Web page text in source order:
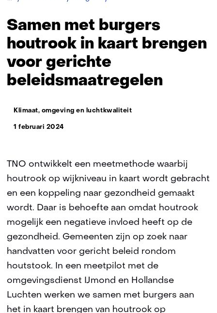
houtrook
kaart
brengen
voor
gerichte
beleidsmaatregelen
Samen met burgers
houtrook in kaart brengen
voor gerichte
beleidsmaatregelen
Thema:
Klimaat, omgeving en luchtkwaliteit
1 februari 2024
TNO ontwikkelt een meetmethode waarbij
houtrook op wijkniveau in kaart wordt gebracht
en een koppeling naar gezondheid gemaakt
wordt. Daar is behoefte aan omdat houtrook
mogelijk een negatieve invloed heeft op de
gezondheid. Gemeenten zijn op zoek naar
handvatten voor gericht beleid rondom
houtstook. In een meetpilot met de
omgevingsdienst IJmond en Hollandse
Luchten werken we samen met burgers aan
het in kaart brengen van houtrook op